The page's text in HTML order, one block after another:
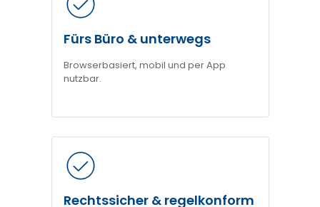
Fürs Büro & unterwegs
Browserbasiert, mobil und per App
nutzbar.
Rechtssicher & regelkonform